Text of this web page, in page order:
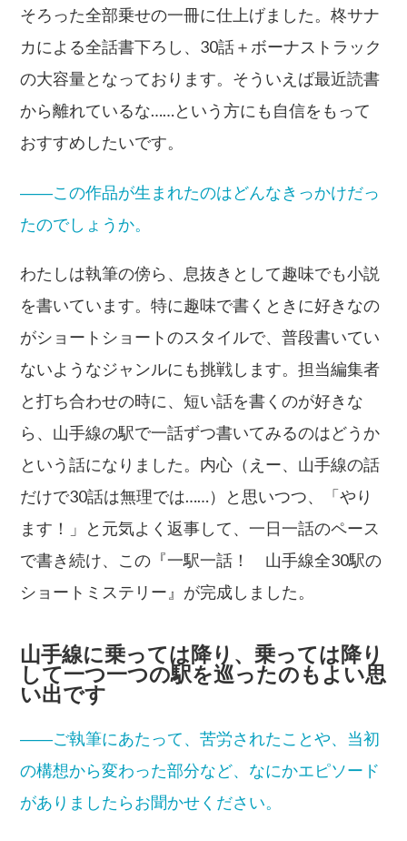
そろった全部乗せの一冊に仕上げました。柊サナ
カによる全話書下ろし、30話＋ボーナストラック
の大容量となっております。そういえば最近読書
から離れているな……という方にも自信をもって
おすすめしたいです。
――この作品が生まれたのはどんなきっかけだっ
たのでしょうか。
わたしは執筆の傍ら、息抜きとして趣味でも小説
を書いています。特に趣味で書くときに好きなの
がショートショートのスタイルで、普段書いてい
ないようなジャンルにも挑戦します。担当編集者
と打ち合わせの時に、短い話を書くのが好きな
ら、山手線の駅で一話ずつ書いてみるのはどうか
という話になりました。内心（えー、山手線の話
だけで30話は無理では……）と思いつつ、「やり
ます！」と元気よく返事して、一日一話のペース
で書き続け、この『一駅一話！ 山手線全30駅の
ショートミステリー』が完成しました。
山手線に乗っては降り、乗っては降り
して一つ一つの駅を巡ったのもよい思
い出です
――ご執筆にあたって、苦労されたことや、当初
の構想から変わった部分など、なにかエピソード
がありましたらお聞かせください。